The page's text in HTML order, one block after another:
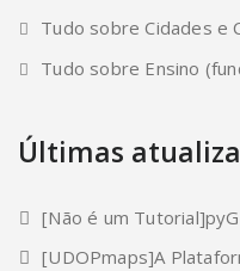
Tudo sobre Cidades e
Tudo sobre Ensino
Últimas
[Não é um
[UDOPmaps]A